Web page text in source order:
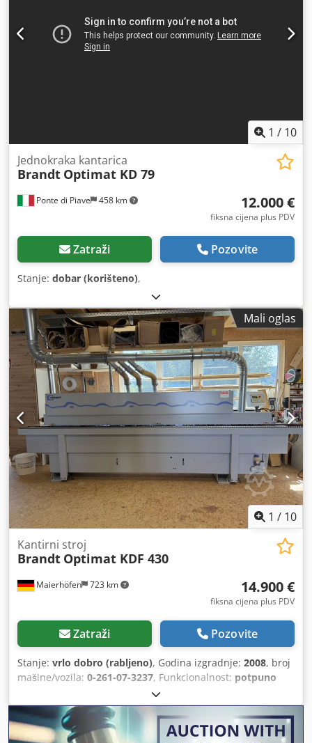
1 / 10
Ponte di Piave 458 km
Jednokraka kantarica
Brandt Optimat KD 79
12.000 €
fiksna cijena plus PDV
Zatraži Pozovite
Stanje: dobar (korišteno),
Mali oglas
1 / 10
Maierhöfen 723 km
Kantirni stroj
Brandt Optimat KDF 430
14.900 €
fiksna cijena plus PDV
Zatraži Pozovite
Stanje: vrlo dobro (rabljeno), Godina izgradnje: 2008, broj
mašine/vozila: 0-261-07-3237, Funkcionalnost: potpuno
, ulazni napon:400 V
60 mm, maksimalna debljina ivice:6 mm, tip prilagodbe
visine:mehanički , tip aktuacije:električni
, ukupna visina:
1.580 mm, ukupna dužina: 4.860 mm, ukupna širina:1.130